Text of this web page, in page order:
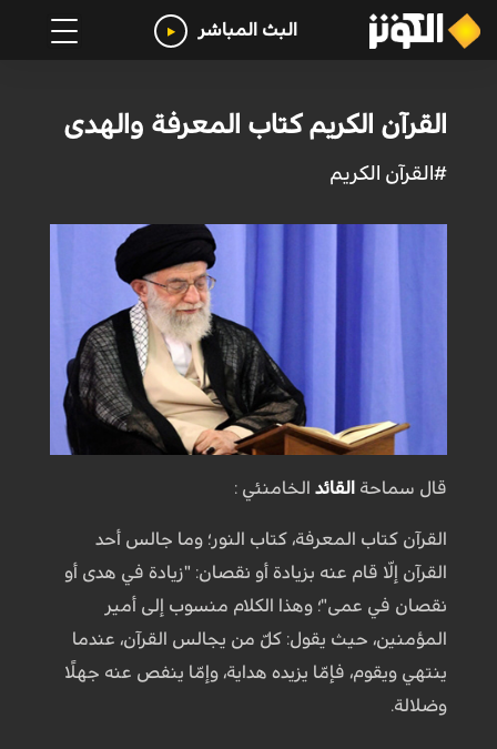
البث المباشر
القرآن الكريم كتاب المعرفة والهدى
#القرآن الكريم
قال سماحة القائدالخامنئي :
القرآن كتاب المعرفة، كتاب النور؛ وما جالس أحد
القرآن إلّا قام عنه بزيادة أو نقصان: "زيادة في هدى أو
نقصان في عمى"؛ وهذا الكلام منسوب إلى أمير
المؤمنين، حيث يقول: كلّ من يجالس القرآن، عندما
ينتهي ويقوم، فإمّا يزيده هداية، وإمّا ينفص عنه جهلًا
وضلالة.